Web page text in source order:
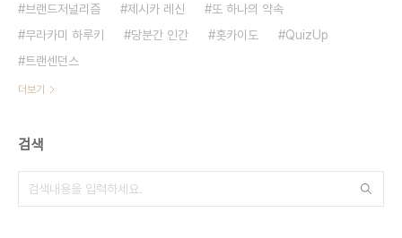
브랜드저널리즘
제시카 레신
또 하나의 약속
무라카미 하루키
당분간 인간 홋카이도
QuizUp
트랜센던스
더보기
검색